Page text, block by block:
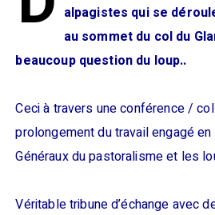
alpagistes qui se
au sommet du col du
beaucoup question du loup..
Ceci à travers une conférence /
prolongement du travail engagé
Généraux du pastoralisme et les
Véritable tribune d’échange avec